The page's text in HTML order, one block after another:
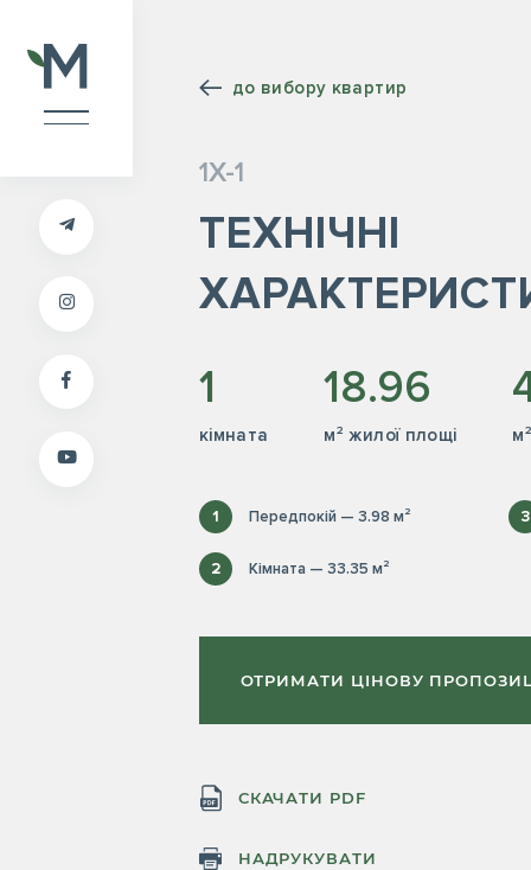
до вибору квартир
1Х-1
ТЕХНІЧНІ
1
кiмната
18.96
м² жилої площі
1 Передпокій — 3.98 м²
2 Кімната — 33.35 м²
3
ОТРИМАТИ ЦІНОВУ
СКАЧАТИ PDF
НАДРУКУВАТИ